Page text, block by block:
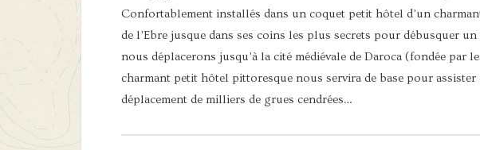
Confortablement installés dans un coquet petit hôtel d’un
de l’Ebre jusque dans ses coins les plus secrets pour débusquer
nous déplacerons jusqu’à la cité médiévale de Daroca (fondée par
charmant petit hôtel pittoresque nous servira de base pour
déplacement de milliers de grues cendrées…